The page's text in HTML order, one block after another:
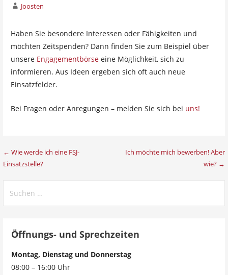
Joosten
Haben Sie besondere Interessen oder Fähigkeiten und
möchten Zeitspenden? Dann finden Sie zum Beispiel über
unsere Engagementbörse eine Möglichkeit, sich zu
informieren. Aus Ideen ergeben sich oft auch neue
Einsatzfelder.
Bei Fragen oder Anregungen – melden Sie sich bei uns!
Beitragsnavigation
← Wie werde ich eine FSJ-
Einsatzstelle?
Ich möchte mich bewerben! Aber
wie? →
nach:
Öffnungs- und Sprechzeiten
Montag, Dienstag und Donnerstag
08:00 – 16:00 Uhr